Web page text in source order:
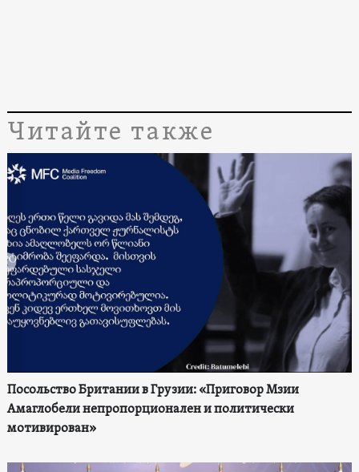
Читайте также
Посольство Британии в Грузии: «Приговор Мзии
Амаглобели непропорционален и политически
мотивирован»